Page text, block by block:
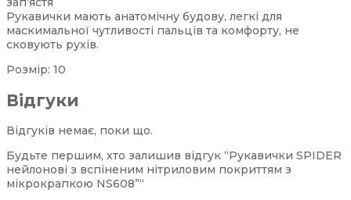
Рукавички мають анатомічну будову, легкі для
маскимальної чутливості пальців та комфорту, не
сковують рухів.
Розмір: 10
Відгуки
Відгуків немає, поки що.
Будьте першим, хто залишив відгук “Рукавички SPIDER
нейлонові з вспіненим нітриловим покриттям з
мікрокрапкою NS608”“